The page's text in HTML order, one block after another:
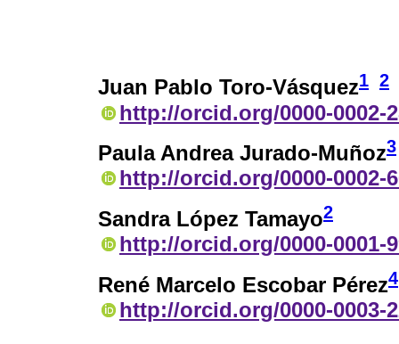
Juan Pablo Toro-Vásquez1 2
http://orcid.org/0000-0002-
Paula Andrea Jurado-Muñoz3
http://orcid.org/0000-0002-
Sandra López Tamayo2
http://orcid.org/0000-0001-
René Marcelo Escobar Pérez4
http://orcid.org/0000-0003-